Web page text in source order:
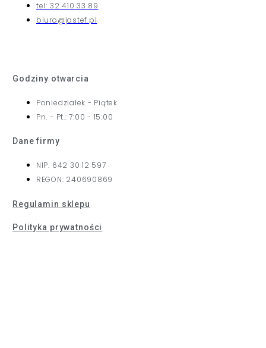
tel: 32 410 33 89
biuro@jastef.pl
Godziny otwarcia
Poniedziałek - Piątek
Pn. - Pt.: 7:00 - 15:00
Dane firmy
NIP: 642 30 12 597
REGON: 240690869
Regulamin sklepu
Polityka prywatności